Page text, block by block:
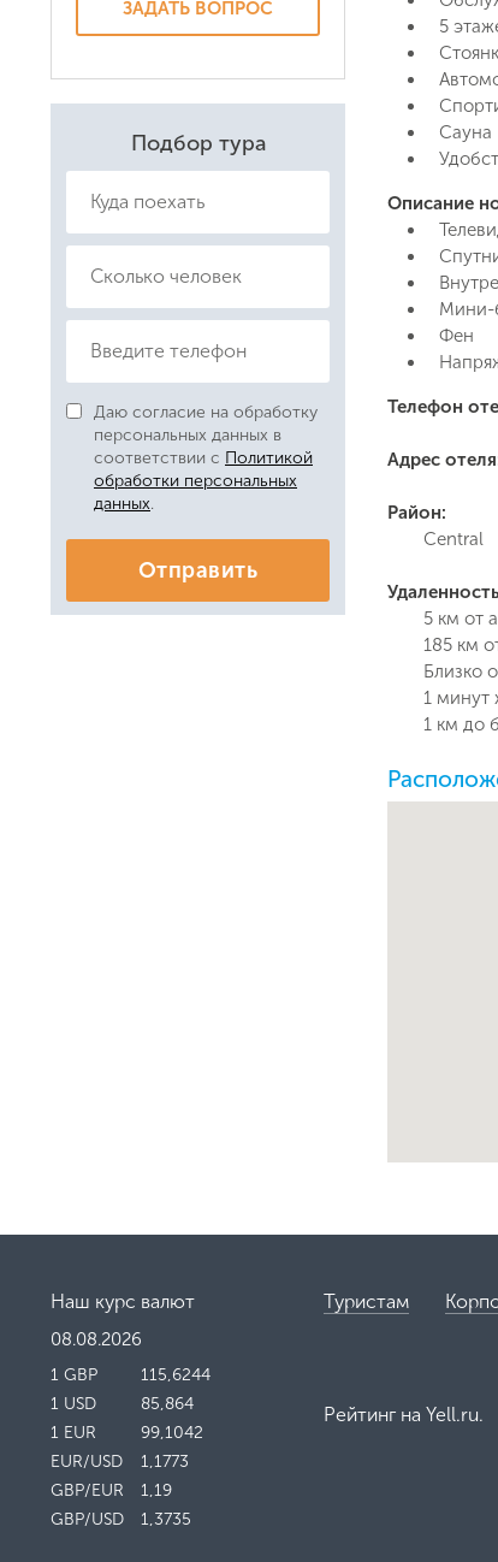
ЗАДАТЬ ВОПРОС
Даю
Подбор тура
Даю согласие на обработку
персональных данных в
соответствии с Политикой
обработки персональных
данных.
Отправить
5
Сауна
Описание
Мини-
Фен
Телефон
Адрес
Район:
Central
5 км от
185 км
Близко
1 минут
1 км до
Наш курс валют
08.08.2026
1 GBP
115,6244
1 USD
85,864
1 EUR
99,1042
EUR/USD
1,1773
GBP/EUR
1,19
GBP/USD
1,3735
Туристам
Рейтинг на Yell.ru.